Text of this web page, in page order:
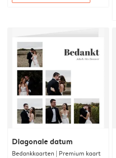
Diagonale datum
Bedankkaarten | Premium kaart